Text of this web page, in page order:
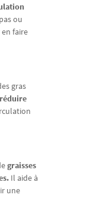
ou
faire
gras
graisses
Il aide à
une